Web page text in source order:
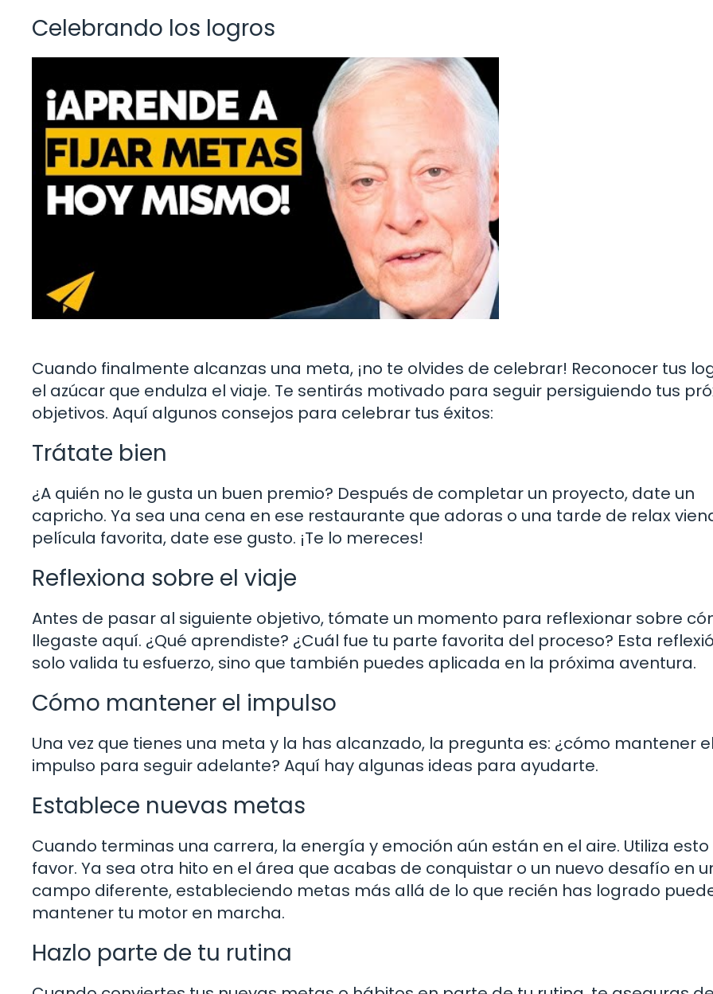
Celebrando los logros
Cuando finalmente alcanzas una meta, ¡no te olvides de celebrar! Reconocer tus
el azúcar que endulza el viaje. Te sentirás motivado para seguir persiguiendo tus
objetivos. Aquí algunos consejos para celebrar tus éxitos:
Trátate bien
¿A quién no le gusta un buen premio? Después de completar un proyecto, date un
capricho. Ya sea una cena en ese restaurante que adoras o una tarde de relax
película favorita, date ese gusto. ¡Te lo mereces!
Reflexiona sobre el viaje
Antes de pasar al siguiente objetivo, tómate un momento para reflexionar sobre
llegaste aquí. ¿Qué aprendiste? ¿Cuál fue tu parte favorita del proceso? Esta
solo valida tu esfuerzo, sino que también puedes aplicada en la próxima aventura.
Cómo mantener el impulso
Una vez que tienes una meta y la has alcanzado, la pregunta es: ¿cómo mantener el
impulso para seguir adelante? Aquí hay algunas ideas para ayudarte.
Establece nuevas metas
Cuando terminas una carrera, la energía y emoción aún están en el aire. Utiliza esto
favor. Ya sea otra hito en el área que acabas de conquistar o un nuevo desafío en
campo diferente, estableciendo metas más allá de lo que recién has logrado
mantener tu motor en marcha.
Hazlo parte de tu rutina